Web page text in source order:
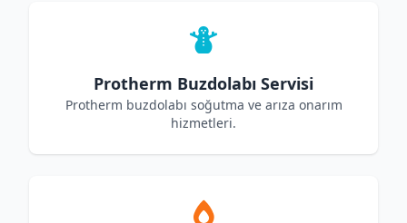
Protherm Buzdolabı Servisi
Protherm buzdolabı soğutma ve arıza onarım
hizmetleri.